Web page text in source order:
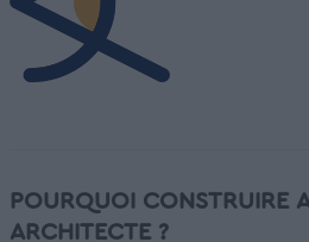
POURQUOI CONSTRUIRE
ARCHITECTE ?